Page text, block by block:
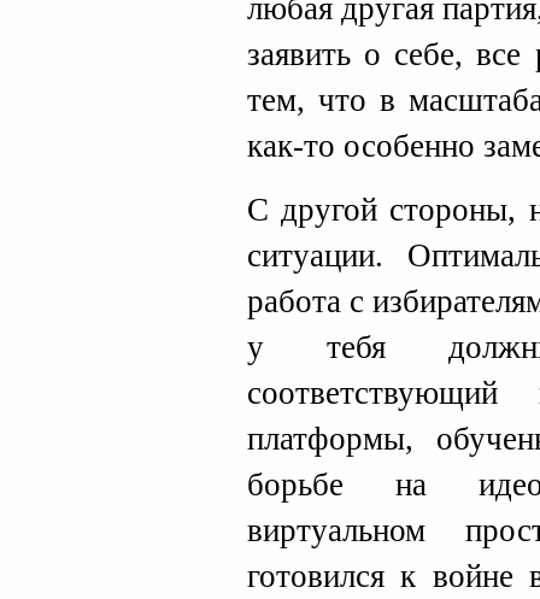
любая другая
заявить о себе,
тем, что в
как-то особенно
С другой стороны,
ситуации.
работа с
у тебя
соответствующий
платформы,
борьбе на
виртуальном
готовился к войне